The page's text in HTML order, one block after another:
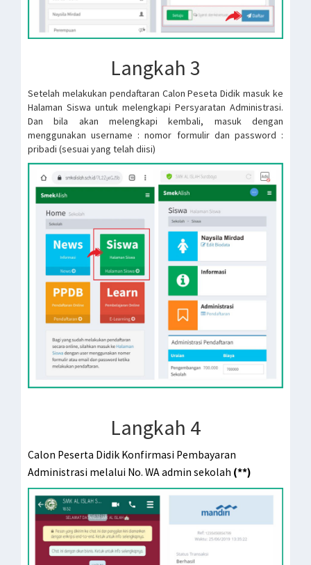
Langkah 3
Setelah melakukan pendaftaran Calon Peseta Didik masuk ke
Halaman Siswa untuk melengkapi Persyaratan Administrasi.
Dan bila akan melengkapi kembali, masuk dengan
menggunakan username : nomor formulir dan password :
pribadi (sesuai yang telah diisi)
Langkah 4
Calon Peserta Didik Konfirmasi Pembayaran
Administrasi melalui No. WA admin sekolah (**)